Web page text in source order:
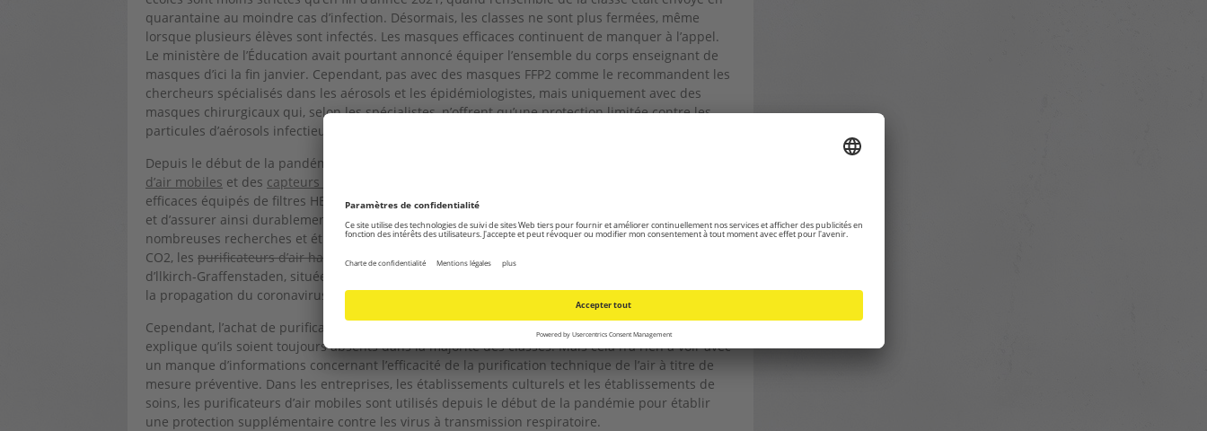
quarantaine au moindre cas d’infection. Désormais, les classes ne sont plus fermées, même
lorsque plusieurs élèves sont infectés. Les masques efficaces continuent de manquer à l’appel.
Le ministère de l’Éducation avait pourtant annoncé équiper l’ensemble du corps enseignant de
masques d’ici la fin janvier. Cependant, pas avec des masques FFP2 comme le recommandent les
chercheurs spécialisés dans les aérosols et les épidémiologistes, mais uniquement avec des
masques chirurgicaux qui, selon les spécialistes, n’offrent qu’une protection limitée contre les
particules d’aérosols infectieuses dans l’air ambiant.
Depuis le début de la pandémie, le corps enseignant et les parents demandent des
d’air mobiles et des capteurs de CO2
efficaces équipés de filtres HEPA seraient en mesure d’éliminer les virus dans l’air ambiant aspiré
et d’assurer ainsi durablement une charge virale presque inoffensive dans les classes, d’après de
nombreuses recherches et études. En complément des mesures d’aération avec des capteurs de
CO2, les purificateurs d’air haute performance TAC V+ comme ceux utilisés dans la commune
d’llkirch-Graffenstaden, située au sud de Strasbourg, pourraient fortement contribuer à endiguer
la propagation du coronavirus dans les lieux clos.
Cependant, l’achat de purificateurs d’air relève de la responsabilité des communes, ce qui
explique qu’ils soient toujours absents dans la majorité des classes. Mais cela n’a rien à voir avec
un manque d’informations concernant l’efficacité de la purification technique de l’air à titre de
mesure préventive. Dans les entreprises, les établissements culturels et les établissements de
soins, les purificateurs d’air mobiles sont utilisés depuis le début de la pandémie pour établir
une protection supplémentaire contre les virus à transmission respiratoire.